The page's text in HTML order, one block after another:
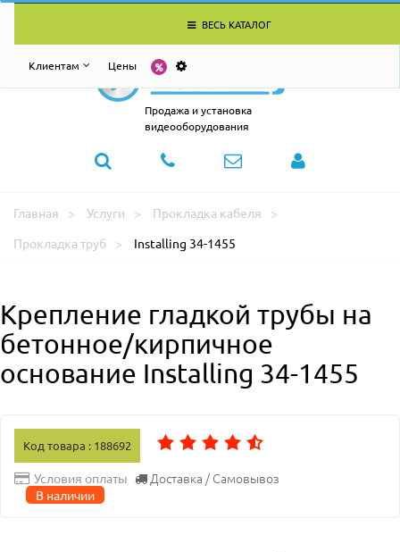
ВЕСЬ КАТАЛОГ
Клиентам Цены
Продажа и установка
видеооборудования
Главная Услуги
Прокладка кабеля
Прокладка труб
Installing 34-1455
Крепление гладкой трубы на
бетонное/кирпичное
основание Installing 34-1455
Код товара : 188692
Условия оплаты Доставка / Самовывоз
В наличии